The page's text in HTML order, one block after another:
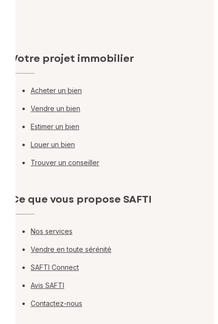
Votre projet immobilier
Acheter un bien
Vendre un bien
Estimer un bien
Louer un bien
Trouver un conseiller
Ce que vous propose SAFTI
Nos services
Vendre en toute sérénité
SAFTI Connect
Avis SAFTI
Contactez-nous